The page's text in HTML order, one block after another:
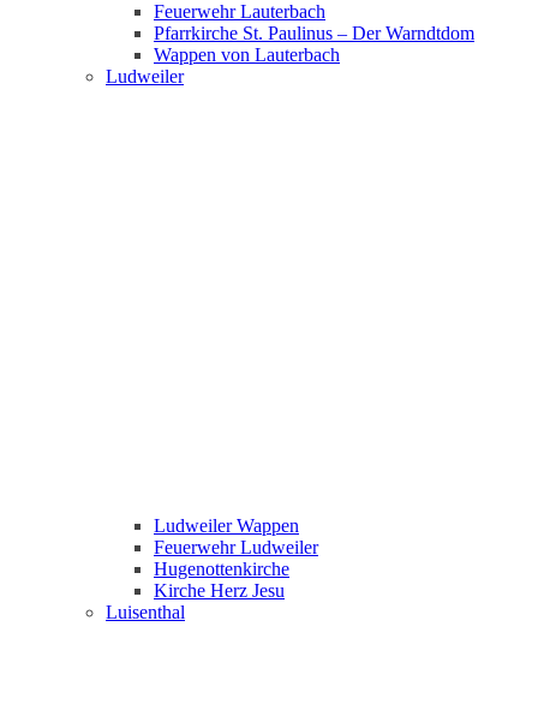
Feuerwehr Lauterbach
Pfarrkirche St. Paulinus – Der Warndtdom
Wappen von Lauterbach
Ludweiler
Ludweiler Wappen
Feuerwehr Ludweiler
Hugenottenkirche
Kirche Herz Jesu
Luisenthal